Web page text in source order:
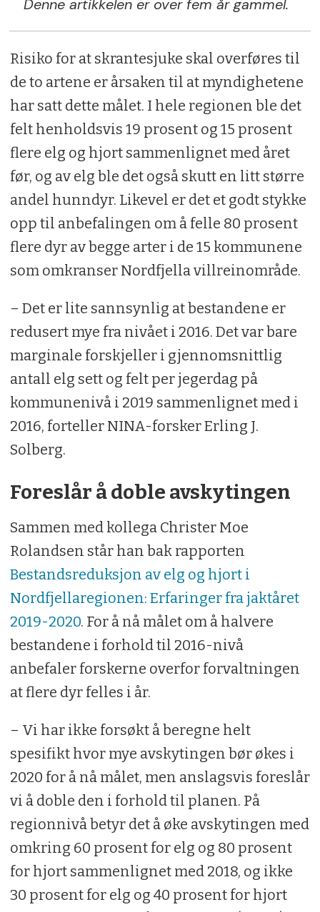
Denne artikkelen er over fem år gammel.
Risiko for at skrantesjuke skal overføres til
de to artene er årsaken til at myndighetene
har satt dette målet. I hele regionen ble det
felt henholdsvis 19 prosent og 15 prosent
flere elg og hjort sammenlignet med året
før, og av elg ble det også skutt en litt større
andel hunndyr. Likevel er det et godt stykke
opp til anbefalingen om å felle 80 prosent
flere dyr av begge arter i de 15 kommunene
som omkranser Nordfjella villreinområde.
– Det er lite sannsynlig at bestandene er
redusert mye fra nivået i 2016. Det var bare
marginale forskjeller i gjennomsnittlig
antall elg sett og felt per jegerdag på
kommunenivå i 2019 sammenlignet med i
2016, forteller NINA-forsker Erling J.
Solberg.
Foreslår å doble avskytingen
Sammen med kollega Christer Moe
Rolandsen står han bak rapporten
Bestandsreduksjon av elg og hjort i
Nordfjellaregionen: Erfaringer fra jaktåret
2019-2020. For å nå målet om å halvere
bestandene i forhold til 2016-nivå
anbefaler forskerne overfor forvaltningen
at flere dyr felles i år.
– Vi har ikke forsøkt å beregne helt
spesifikt hvor mye avskytingen bør økes i
2020 for å nå målet, men anslagsvis foreslår
vi å doble den i forhold til planen. På
regionnivå betyr det å øke avskytingen med
omkring 60 prosent for elg og 80 prosent
for hjort sammenlignet med 2018, og ikke
30 prosent for elg og 40 prosent for hjort